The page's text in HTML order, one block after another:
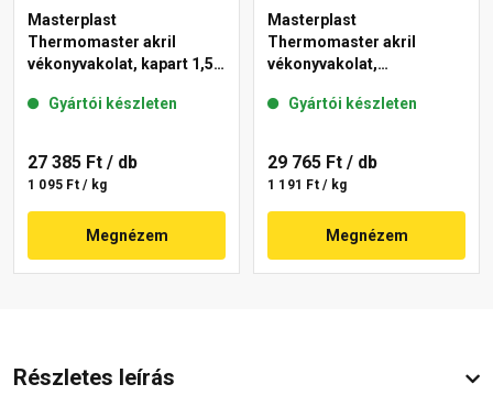
Masterplast
Thermomaster akril
vékonyvakolat, kapart 1,5
Gyártói készleten
27 385 Ft / db
1 095 Ft / kg
Megnézem
Masterplast
Thermomaster akril
vékonyvakolat,
09-C 25 kg
Gyártói készleten
29 765 Ft / db
1 191 Ft / kg
Megnézem
Részletes leírás